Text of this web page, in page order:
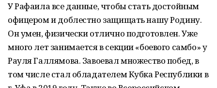
У Рафаила все данные, чтобы стать достойным
офицером и доблестно защищать нашу Родину.
Он умен, физически отлично подготовлен. Уже
много лет занимается в секции «боевого самбо» у
Рауля Галлямова. Завоевал множество побед, в
том числе стал обладателем Кубка Республики в